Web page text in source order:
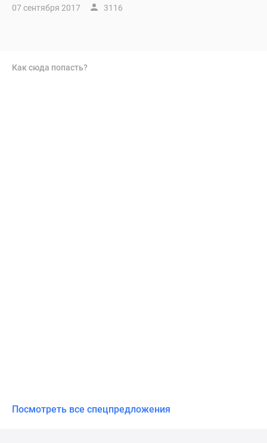
07 сентября 2017 3116
Как сюда попасть?
Посмотреть все спецпредложения